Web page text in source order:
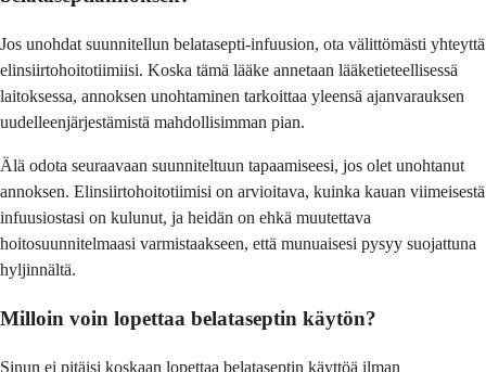
Jos unohdat suunnitellun belatasepti-infuusion, ota välittömästi yhteyttä
elinsiirtohoitotiimiisi. Koska tämä lääke annetaan lääketieteellisessä
laitoksessa, annoksen unohtaminen tarkoittaa yleensä ajanvarauksen
uudelleenjärjestämistä mahdollisimman pian.
Älä odota seuraavaan suunniteltuun tapaamiseesi, jos olet unohtanut
annoksen. Elinsiirtohoitotiimisi on arvioitava, kuinka kauan viimeisestä
infuusiostasi on kulunut, ja heidän on ehkä muutettava
hoitosuunnitelmaasi varmistaakseen, että munuaisesi pysyy suojattuna
hyljinnältä.
Milloin voin lopettaa belataseptin käytön?
Sinun ei pitäisi koskaan lopettaa belataseptin käyttöä ilman